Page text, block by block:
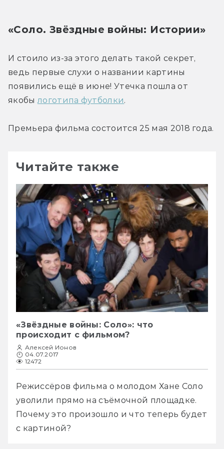
«Соло. Звёздные войны: Истории»
И стоило из-за этого делать такой секрет,
ведь первые слухи о названии картины
появились ещё в июне! Утечка пошла от
якобы логотипа футболки.
Премьера фильма состоится 25 мая 2018 года.
Читайте также
«Звёздные войны: Соло»: что
происходит с фильмом?
Алексей Ионов
04.07.2017
12472
Режиссёров фильма о молодом Хане Соло
уволили прямо на съёмочной площадке.
Почему это произошло и что теперь будет
с картиной?